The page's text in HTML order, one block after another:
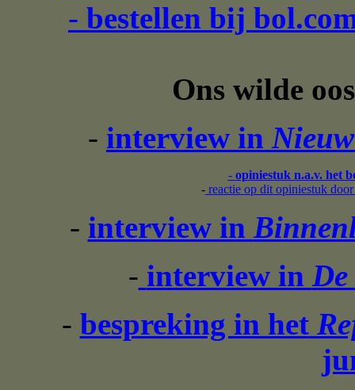
- bestellen bij
Ons wilde
- interview in
- opiniestuk n.a.v. het
- reactie op dit opiniestuk
- interview in
- interview in
- bespreking in het